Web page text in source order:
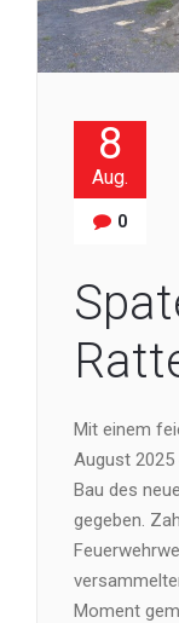
8
Aug.
0
Mit einem
August
Bau des
gegeben.
Moment